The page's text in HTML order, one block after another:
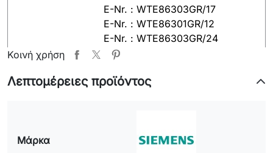
E-Nr. : WTE86303GR/17
E-Nr. : WTE86301GR/12
E-Nr. : WTE86303GR/24
E-Nr. : WTE86300BY/02
PITSOS
SIEMENS
Κοινή χρήση
Λεπτομέρειες προϊόντος
Μάρκα